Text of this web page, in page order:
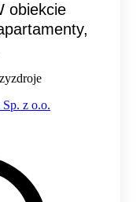
obiekcie
z o.o.